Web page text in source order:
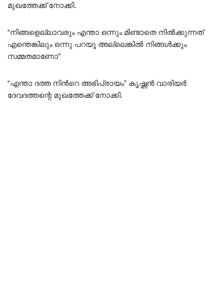
മുഖത്തേക്ക് നോക്കി.
“നിങ്ങളെല്ലാവരും എന്താ ഒന്നും മിണ്ടാതെ നിൽക്കുന്നത്
എന്തെങ്കിലും ഒന്നു പറയൂ അല്ലെങ്കിൽ നിങ്ങൾക്കും
സമ്മതമാണോ”
“എന്താ ദത്ത നിൻറെ അഭിപ്രായം” കൃഷ്ണൻ വാരിയർ
ദേവദത്തന്റെ മുഖത്തേക്ക് നോക്കി.